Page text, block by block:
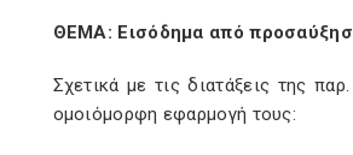
ΘΕΜΑ: Εισόδημα από
Σχετικά με τις διατάξεις της
ομοιόμορφη εφαρμογή τους: